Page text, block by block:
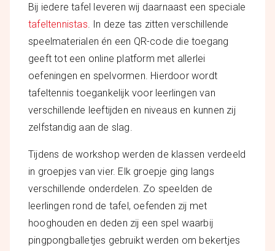
Bij iedere tafel leveren wij daarnaast een speciale
tafeltennistas. In deze tas zitten verschillende
speelmaterialen én een QR-code die toegang
geeft tot een online platform met allerlei
oefeningen en spelvormen. Hierdoor wordt
tafeltennis toegankelijk voor leerlingen van
verschillende leeftijden en niveaus en kunnen zij
zelfstandig aan de slag.
Tijdens de workshop werden de klassen verdeeld
in groepjes van vier. Elk groepje ging langs
verschillende onderdelen. Zo speelden de
leerlingen rond de tafel, oefenden zij met
hooghouden en deden zij een spel waarbij
pingpongballetjes gebruikt werden om bekertjes